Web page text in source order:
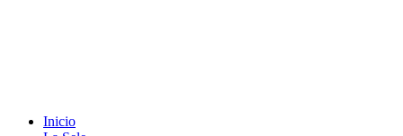
Inicio